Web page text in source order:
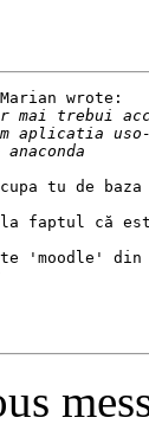
wrote:
tu de baza
că este
'moodle'